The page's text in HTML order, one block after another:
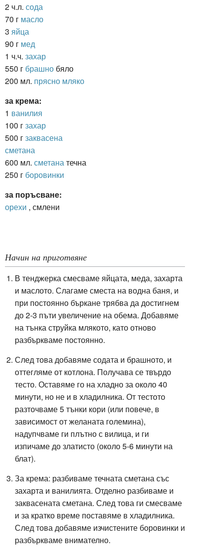
2 ч.л. сода
70 г масло
3 яйца
90 г мед
1 ч.ч. захар
550 г брашно бяло
200 мл. прясно мляко
за крема:
1 ванилия
100 гзахар
500 гзаквасена
сметана
600 мл. сметана течна
250 г боровинки
за поръсване:
орехи , смлени
Начин на приготвяне
В тенджерка смесваме яйцата, меда, захарта
и маслото. Слагаме сместа на водна баня, и
при постоянно бъркане трябва да достигнем
до 2-3 пъти увеличение на обема. Добавяме
на тънка струйка млякото, като отново
разбъркваме постоянно.
След това добавяме содата и брашното, и
оттегляме от котлона. Получава се твърдо
тесто. Оставяме го на хладно за около 40
минути, но не и в хладилника. От тестото
разточваме 5 тънки кори (или повече, в
зависимост от желаната големина),
надупчваме ги плътно с вилица, и ги
изпичаме до златисто (около 5-6 минути на
блат).
За крема: разбиваме течната сметана със
захарта и ванилията. Отделно разбиваме и
заквасената сметана. След това ги смесваме
и за кратко време поставяме в хладилника.
След това добавяме изчистените боровинки и
разбъркваме внимателно.